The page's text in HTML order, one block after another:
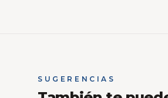
SUGERENCIAS